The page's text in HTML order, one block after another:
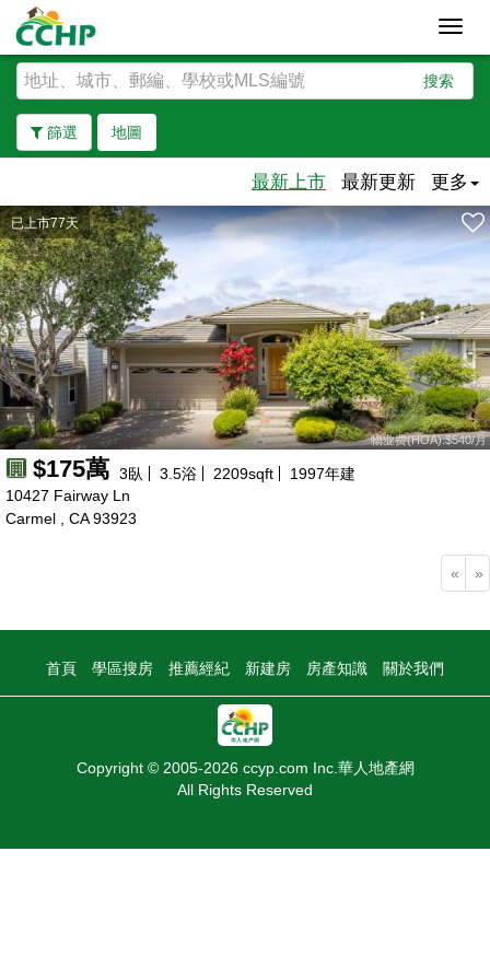
搜索
篩選 地圖
去除邊界
最新上市 最新更新 更多
已上市77天
物业费(HOA):$540/月
$175萬 3臥 3.5浴 2209sqft 1997年建
10427 Fairway Ln
Carmel , CA 93923
« »
首頁 學區搜房 推薦經紀 新建房 房產知識 關於我們
Copyright © 2005-2026 ccyp.com Inc.華人地產網
All Rights Reserved